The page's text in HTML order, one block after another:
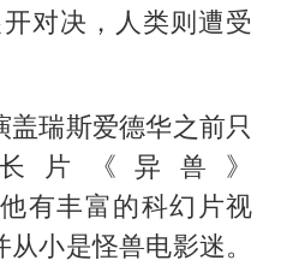
对决，人类则遭受
瑞斯爱德华之前只
片《异兽》
有丰富的科幻片视
小是怪兽电影迷。